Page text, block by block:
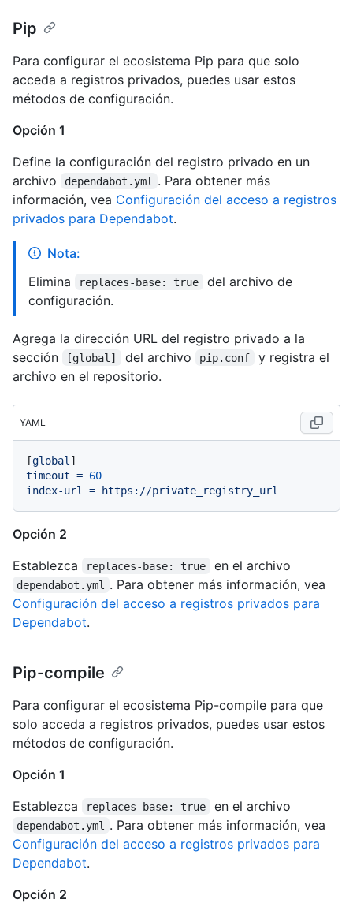
Pip
Para configurar el ecosistema Pip para que solo
acceda a registros privados, puedes usar estos
métodos de configuración.
Opción 1
Define la configuración del registro privado en un
archivo
dependabot.yml
. Para obtener más
información, vea Configuración del acceso a registros
privados para Dependabot.
Nota:
Elimina
replaces-base: true
del archivo de
configuración.
Agrega la dirección URL del registro privado a la
sección
[global] del archivo pip.conf
y registra el
archivo en el repositorio.
YAML
[global
timeout = 60
index-url
= https://private_registry_url
Opción 2
Establezca
replaces-base: true en el archivo
dependabot.yml
. Para obtener más información, vea
Configuración del acceso a registros privados para
Dependabot.
Pip-compile
Para configurar el ecosistema Pip-compile para que
solo acceda a registros privados, puedes usar estos
métodos de configuración.
Opción 1
Establezca
replaces-base: true en el archivo
dependabot.yml
. Para obtener más información, vea
Configuración del acceso a registros privados para
Dependabot.
Opción 2